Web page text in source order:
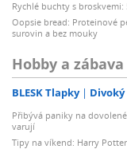
Rychlé buchty s
Oopsie bread: Proteinové
surovin a bez mouky
Hobby a zábava
BLESK Tlapky
Přibývá paniky na
varují
Tipy na víkend: Harry